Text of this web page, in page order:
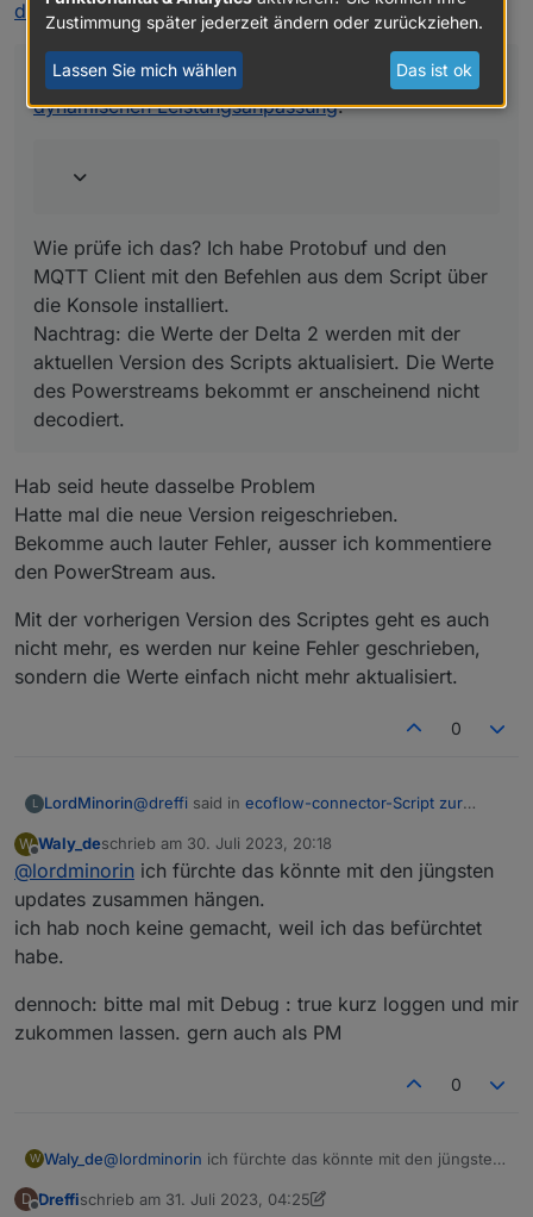
Wie prüfe ich das? Ich habe Protobuf und den MQTT
installiert.
Nachtrag: die Werte der Delta 2 werden mit der aktuellen
Version des Scripts aktualisiert. Die Werte des
dynamischen Leistungsanpassung:
waly_desaid inecoflow-connector-Script zur
dynamischen Leistungsanpassung:
Wie prüfe ich das? Ich habe Protobuf und den
MQTT Client mit den Befehlen aus dem Script über
die Konsole installiert.
Nachtrag: die Werte der Delta 2 werden mit der
aktuellen Version des Scripts aktualisiert. Die Werte
des Powerstreams bekommt er anscheinend nicht
decodiert.
Hab seid heute dasselbe Problem
Hatte mal die neue Version reigeschrieben.
Bekomme auch lauter Fehler, ausser ich kommentiere
den PowerStream aus.
Mit der vorherigen Version des Scriptes geht es auch
nicht mehr, es werden nur keine Fehler geschrieben,
sondern die Werte einfach nicht mehr aktualisiert.
0
L LordMinorin@dreffi said in ecoflow-connector-Script zur
@ waly_desaid inecoflow-connector-Script
zur dynamischen Leistungsanpassung
Wie prüfe ich das? Ich habe Protobuf und
anscheinend nicht decodiert.
Hab seid heute dasselbe Problem
Hatte mal die neue Version reigeschrieben.
geschrieben, sondern die Werte einfach nicht
W
Offline
Waly_deschrieb am 30. Juli 2023, 20:18
zuletzt editiert von
@lordminorin ich fürchte das könnte mit den jüngsten
updates zusammen hängen.
ich hab noch keine gemacht, weil ich das befürchtet
habe.
dennoch: bitte mal mit Debug : true kurz loggen und mir
zukommen lassen. gern auch als PM
0
W Waly_de@lordminorin ich fürchte das könnte mit den jüngsten
ich hab noch keine gemacht, weil ich das befürchtet
dennoch: bitte mal mit Debug : true kurz loggen und
D Dreffischrieb am 31. Juli 2023, 04:25
zuletzt editiert von Dreffi
Zustimmung später jederzeit ändern oder zurückziehen.
Lassen Sie mich wählen Das ist ok